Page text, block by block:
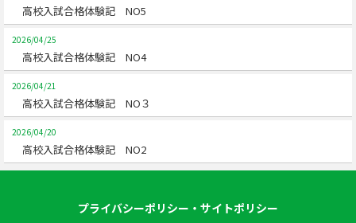
高校入試合格体験記 NO5
2026/04/25
高校入試合格体験記 NO4
2026/04/21
高校入試合格体験記 NO３
2026/04/20
高校入試合格体験記 NO2
プライバシーポリシー・サイトポリシー